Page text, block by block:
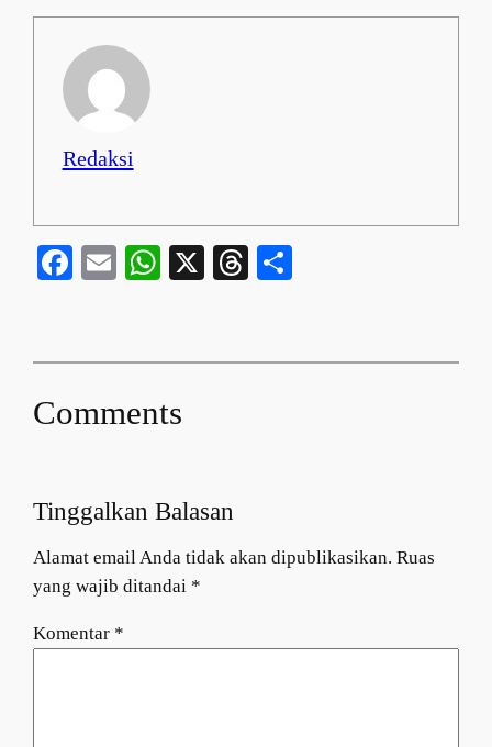
Redaksi
Facebook
EmailWhatsApp
X Threads
Comments
Tinggalkan Balasan
Alamat email Anda tidak akan dipublikasikan. Ruas
yang wajib ditandai *
Komentar *